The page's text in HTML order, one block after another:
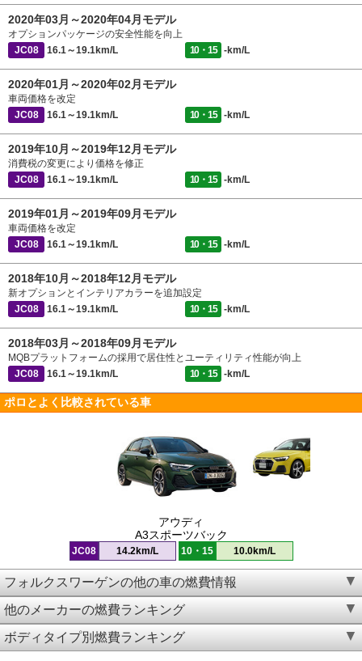
2020年03月～2020年04月モデル
オプションパッケージの安全性能を向上
JC08
16.1～19.1km/L 10・15 -km/L
2020年01月～2020年02月モデル
車両価格を改定
JC08
16.1～19.1km/L 10・15 -km/L
2019年10月～2019年12月モデル
消費税の変更により価格を修正
JC08
16.1～19.1km/L 10・15 -km/L
2019年01月～2019年09月モデル
車両価格を改定
JC08
16.1～19.1km/L 10・15 -km/L
2018年10月～2018年12月モデル
新オプションとインテリアカラーを追加設定
JC08
16.1～19.1km/L 10・15 -km/L
2018年03月～2018年09月モデル
MQBプラットフォームの採用で居住性とユーティリティ性能が向上
JC08
16.1～19.1km/L 10・15 -km/L
ポロとよく比較されている車
アウディ
A3スポーツバック
JC08 14.2km/L 10・15 10.0km/L
フォルクスワーゲンの他の車の燃費情報
他のメーカーの燃費ランキング
ボディタイプ別燃費ランキング